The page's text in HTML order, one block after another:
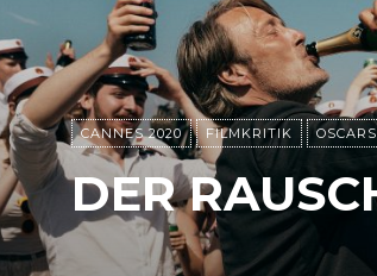
CANNES 2020 FILMKRITIK
DER